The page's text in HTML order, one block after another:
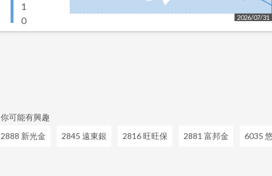
0
1
2026/07/31
你可能有興趣
2888 新光金
2845 遠東銀 2816 旺旺保 2881 富邦金 6035